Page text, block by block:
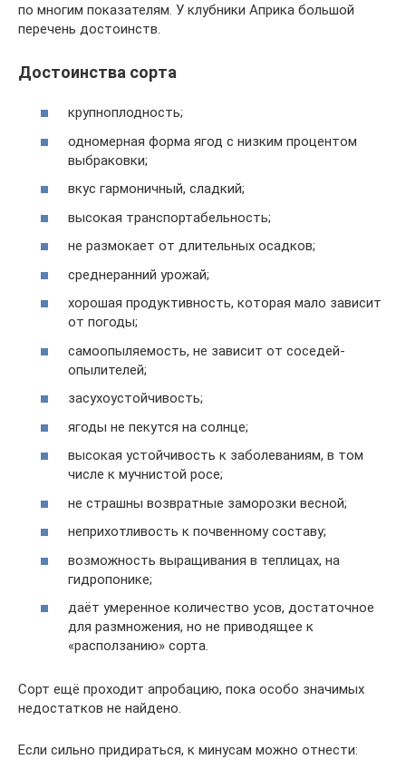
по многим показателям. У клубники Априка большой
перечень достоинств.
Достоинства сорта
крупноплодность;
одномерная форма ягод с низким процентом
выбраковки;
вкус гармоничный, сладкий;
высокая транспортабельность;
не размокает от длительных осадков;
среднеранний урожай;
хорошая продуктивность, которая мало зависит
от погоды;
самоопыляемость, не зависит от соседей-
опылителей;
засухоустойчивость;
ягоды не пекутся на солнце;
высокая устойчивость к заболеваниям, в том
числе к мучнистой росе;
не страшны возвратные заморозки весной;
неприхотливость к почвенному составу;
возможность выращивания в теплицах, на
гидропонике;
даёт умеренное количество усов, достаточное
для размножения, но не приводящее к
«расползанию» сорта.
Сорт ещё проходит апробацию, пока особо значимых
недостатков не найдено.
Если сильно придираться, к минусам можно отнести: